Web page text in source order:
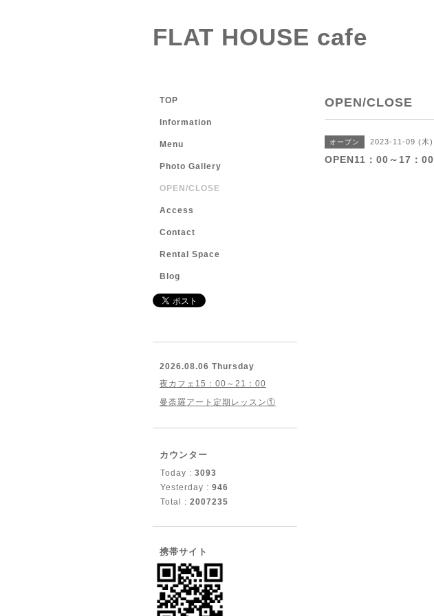
FLAT HOUSE cafe
OPEN/CLOSE
オープン 2023-11-09 (木)
OPEN11：00～17：00
TOP
Information
Menu
Photo Gallery
OPEN/CLOSE
Access
Contact
Rental Space
Blog
2026.08.06 Thursday
夜カフェ15：00～21：00
曼荼羅アート定期レッスン①
カウンター
Today : 3093
Yesterday : 946
Total : 2007235
携帯サイト